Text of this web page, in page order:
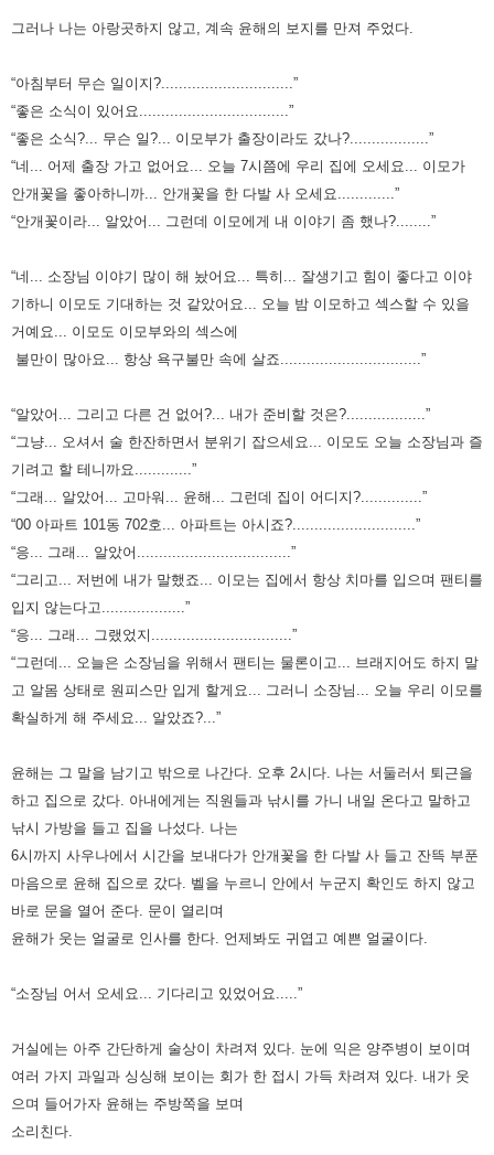
그러나 나는 아랑곳하지 않고, 계속 윤해의 보지를 만져 주었다.
“아침부터 무슨 일이지?..............................”
“좋은 소식이 있어요..................................”
“좋은 소식?... 무슨 일?... 이모부가 출장이라도 갔나?..................”
“네... 어제 출장 가고 없어요... 오늘 7시쯤에 우리 집에 오세요... 이모가
안개꽃을 좋아하니까... 안개꽃을 한 다발 사 오세요.............”
“안개꽃이라... 알았어... 그런데 이모에게 내 이야기 좀 했나?........”
“네... 소장님 이야기 많이 해 놨어요... 특히... 잘생기고 힘이 좋다고 이야
기하니 이모도 기대하는 것 같았어요...
오늘 밤 이모하고 섹스할 수 있을
거예요... 이모도 이모부와의 섹스에
불만이 많아요... 항상 욕구불만 속에 살죠................................”
“알았어... 그리고 다른 건 없어?... 내가 준비할 것은?..................”
“그냥... 오셔서 술 한잔하면서 분위기 잡으세요... 이모도 오늘 소장님과 즐
기려고 할 테니까요.............”
“그래... 알았어... 고마워... 윤해... 그런데 집이 어디지?..............”
“00 아파트 101동 702호... 아파트는 아시죠?............................”
“응... 그래... 알았어...................................”
“그리고... 저번에 내가 말했죠... 이모는 집에서 항상 치마를 입으며 팬티를
입지 않는다고...................”
“응... 그래... 그랬었지................................”
“그런데... 오늘은 소장님을 위해서 팬티는 물론이고... 브래지어도 하지 말
고 알몸 상태로 원피스만 입게 할게요...
그러니 소장님... 오늘 우리 이모를
확실하게 해 주세요... 알았죠?...”
윤해는 그 말을 남기고 밖으로 나간다. 오후 2시다. 나는 서둘러서 퇴근을
하고 집으로 갔다. 아내에게는 직원들과 낚시를 가니 내일 온다고 말하고
낚시 가방을 들고 집을 나섰다. 나는
6시까지 사우나에서 시간을 보내다가 안개꽃을 한 다발 사 들고 잔뜩 부푼
마음으로 윤해 집으로 갔다. 벨을 누르니 안에서 누군지 확인도 하지 않고
바로 문을 열어 준다. 문이 열리며
윤해가 웃는 얼굴로 인사를 한다. 언제봐도 귀엽고 예쁜 얼굴이다.
“소장님 어서 오세요... 기다리고 있었어요.....”
거실에는 아주 간단하게 술상이 차려져 있다. 눈에 익은 양주병이 보이며
여러 가지 과일과 싱싱해 보이는 회가 한 접시 가득 차려져 있다. 내가 웃
으며 들어가자 윤해는 주방쪽을 보며
소리친다.